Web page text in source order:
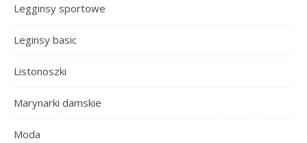
Legginsy sportowe
Leginsy basic
Listonoszki
Marynarki damskie
Moda